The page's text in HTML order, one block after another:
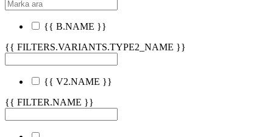
{{ B.NAME }}
{{ FILTERS.VARIANTS.TYPE2_NAME }}
{{ V2.NAME }}
{{ FILTER.NAME }}